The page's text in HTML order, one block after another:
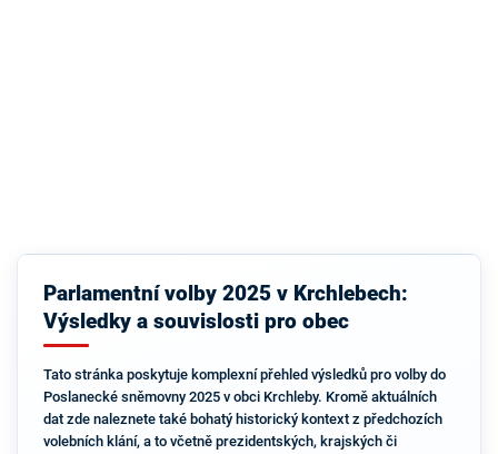
Parlamentní volby 2025 v Krchlebech:
Výsledky a souvislosti pro obec
Tato stránka poskytuje komplexní přehled výsledků pro volby do
Poslanecké sněmovny 2025 v obci Krchleby. Kromě aktuálních
dat zde naleznete také bohatý historický kontext z předchozích
volebních klání, a to včetně prezidentských, krajských či